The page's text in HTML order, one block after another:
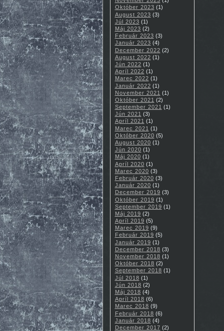
Október 2023 (1)
August 2023 (3)
Júl 2023 (1)
Máj 2023 (2)
Február 2023 (3)
Január 2023 (4)
December 2022 (2)
August 2022 (1)
Jún 2022 (1)
Apríl 2022 (1)
Marec 2022 (1)
Január 2022 (1)
November 2021 (1)
Október 2021 (2)
September 2021 (1)
Jún 2021 (3)
Apríl 2021 (1)
Marec 2021 (1)
Október 2020 (5)
August 2020 (1)
Jún 2020 (1)
Máj 2020 (1)
Apríl 2020 (1)
Marec 2020 (3)
Február 2020 (3)
Január 2020 (1)
December 2019 (3)
Október 2019 (1)
September 2019 (1)
Máj 2019 (2)
Apríl 2019 (5)
Marec 2019 (9)
Február 2019 (5)
Január 2019 (1)
December 2018 (3)
November 2018 (1)
Október 2018 (2)
September 2018 (1)
Júl 2018 (1)
Jún 2018 (2)
Máj 2018 (4)
Apríl 2018 (6)
Marec 2018 (9)
Február 2018 (6)
Január 2018 (4)
December 2017 (2)